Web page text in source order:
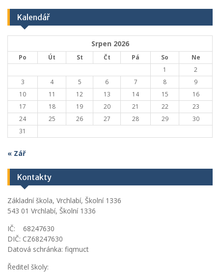
Kalendář
Srpen 2026
Po Út St Čt Pá So
Ne
1
2
3
4 5 6 7 8
9
10
11 12 13 14 15
16
17
18 19 20 21 22
23
24
25 26 27 28 29
30
31
« Zář
Kontakty
Základní škola, Vrchlabí, Školní 1336
543 01 Vrchlabí, Školní 1336
IČ: 68247630
DIČ: CZ68247630
Datová schránka: fiqmuct
Ředitel školy: